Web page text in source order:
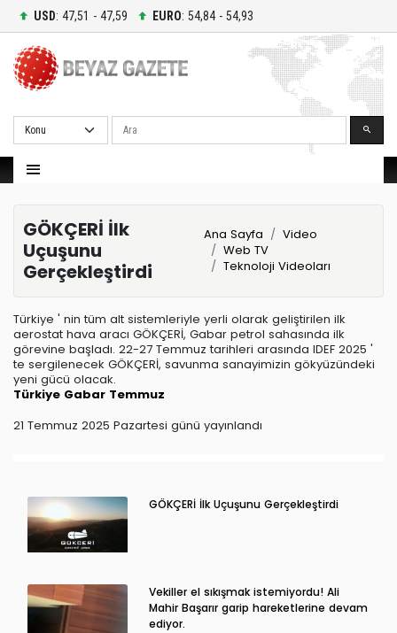
USD: 47,51 - 47,59 EURO: 54,84 - 54,93
Ara
GÖKÇERİ İlk
Uçuşunu
Gerçekleştirdi
Ana Sayfa
Video
Web TV
Teknoloji Videoları
Türkiye ' nin tüm alt sistemleriyle yerli olarak geliştirilen ilk
aerostat hava aracı GÖKÇERİ, Gabar petrol sahasında ilk
görevine başladı. 22-27 Temmuz tarihleri arasında IDEF 2025 '
te sergilenecek GÖKÇERİ, savunma sanayimizin gökyüzündeki
yeni gücü olacak.
Türkiye Gabar Temmuz
21 Temmuz 2025 Pazartesi günü yayınlandı
GÖKÇERİ İlk Uçuşunu Gerçekleştirdi
Vekiller el sıkışmak istemiyordu! Ali
Mahir Başarır garip hareketlerine devam
ediyor.